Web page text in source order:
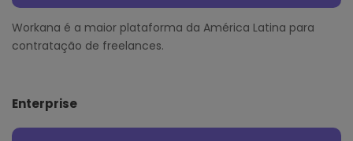
Workana é a maior plataforma da América Latina para
contratação de freelances.
Enterprise